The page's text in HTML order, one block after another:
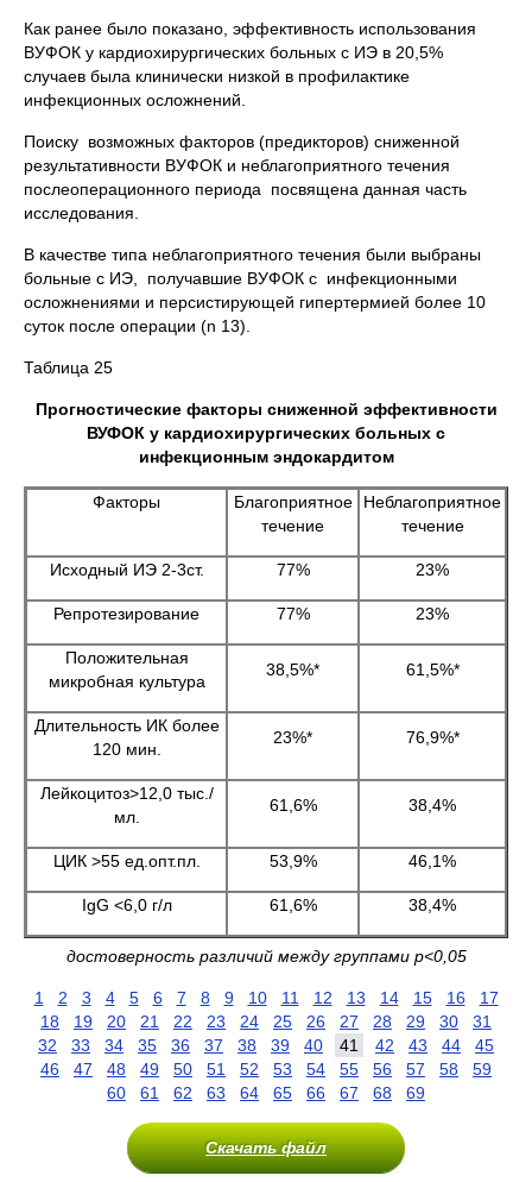
Как ранее было показано, эффективность использования
ВУФОК у кардиохирургических больных с ИЭ в 20,5%
случаев была клинически низкой в профилактике
инфекционных осложнений.
Поиску возможных факторов (предикторов) сниженной
результативности ВУФОК и неблагоприятного течения
послеоперационного периода посвящена данная часть
исследования.
В качестве типа неблагоприятного течения были выбраны
больные c ИЭ, получавшие ВУФОК с инфекционными
осложнениями и персистирующей гипертермией более 10
суток после операции (n 13).
Таблица 25
Прогностические факторы сниженной эффективности
ВУФОК у кардиохирургических больных с
инфекционным эндокардитом
Факторы
Благоприятное
течение
Неблагоприятное
течение
Исходный ИЭ 2-3ст. 77% 23%
Репротезирование 77% 23%
Положительная
микробная культура
38,5%* 61,5%*
Длительность ИК более
120 мин.
23%* 76,9%*
Лейкоцитоз>12,0 тыс./
мл.
61,6% 38,4%
ЦИК >55 ед.опт.пл. 53,9% 46,1%
IgG <6,0 г/л 61,6% 38,4%
достоверность различий между группами р<0,05
1 2 3 4 5 6 7 8 9 10 11 12 13 14 15 16
17
18
19 20 21 22 23 24 25 26 27 28 29 30
31
32
33 34 35 36 37 38 39 40 41 42 43 44
45
46
47 48 49 50 51 52 53 54 55 56 57 58
59
60
61 62 63 64 65 66 67 68 69
Скачать файл